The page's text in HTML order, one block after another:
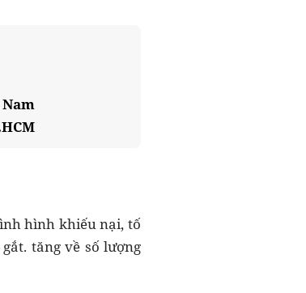
hình khiếu nại, tố
tăng về số lượng